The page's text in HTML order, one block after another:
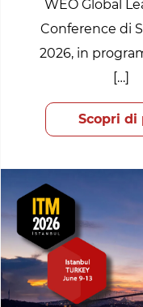
WEO Global
Conference di
2026, in
[…]
Scopri di